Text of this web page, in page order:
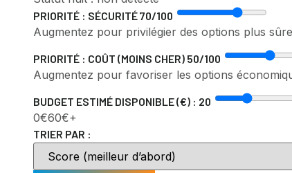
PRIORITÉ : SÉCURITÉ70/100
Augmentez pour privilégier des options plus
PRIORITÉ : COÛT (MOINS CHER) 50/100
Augmentez pour favoriser les options
BUDGET ESTIMÉ DISPONIBLE (€) : 20
0€60€+
TRIER PAR :